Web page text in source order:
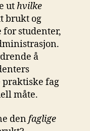
uthvilke
brukt og
for studenter,
å
praktiske fag
måte.
denfaglige